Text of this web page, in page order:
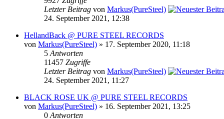
Letzter Beitrag von Markus(PureSteel)
24. September 2021, 12:38
HellandBack @ PURE STEEL RECORDS
von Markus(PureSteel) » 17. September 2020, 11:18
5 Antworten
11457 Zugriffe
Letzter Beitrag von Markus(PureSteel)
24. September 2021, 11:27
BLACK ROSE UK @ PURE STEEL RECORDS
von Markus(PureSteel) » 16. September 2021, 13:25
0 Antworten